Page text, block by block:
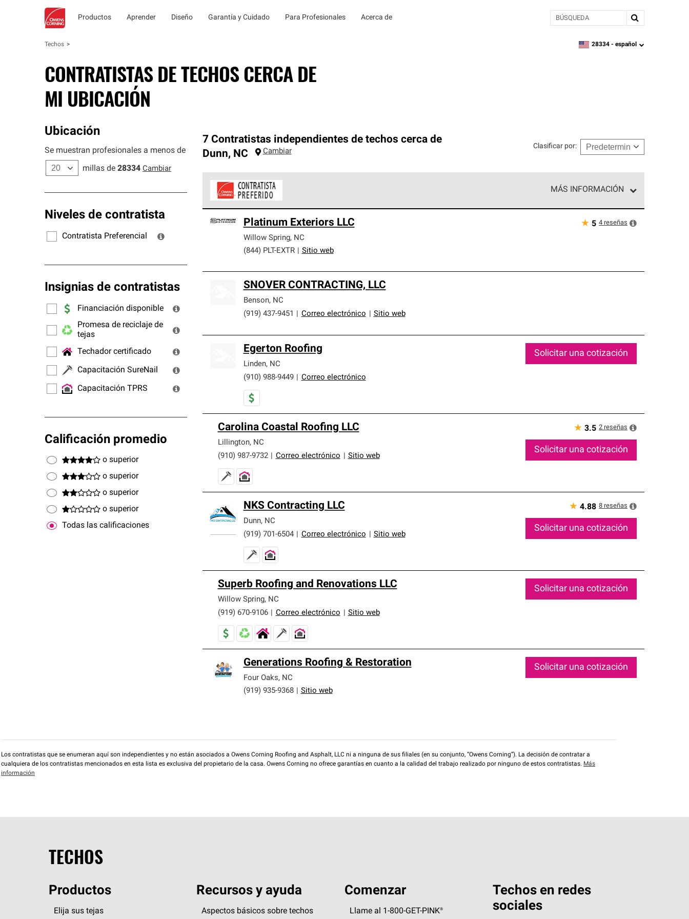
Productos Aprender Diseño Garantía y Cuidado Para Profesionales Acerca de BÚSQUEDA
Techos zipcode,language
28334 - español
CONTRATISTAS DE TECHOS CERCA DE
MI UBICACIÓN
Ubicación
Se muestran profesionales a menos de
millas de 28334 Cambiar
Niveles de contratista
Contratista Preferencial
Insignias de contratistas
Financiación disponible
Promesa de reciclaje de
tejas
Techador certificado
Capacitación SureNail
Capacitación TPRS
Calificación promedio
o superior
o superior
o superior
o superior
Todas las calificaciones
7 Contratistas independientes de techos cerca de
Dunn, NC Cambiar
Clasificar por:
MÁS INFORMACIÓN
cumplen con altos estándares y requisitos estrictos de profesionalismo y confiabilidad.
Platinum Exteriors LLC
Willow Spring, NC
(844) PLT-EXTR
Sitio web
★ 5 4 reseñas
SNOVER CONTRACTING, LLC
Benson, NC
(919) 437-9451
Correo electrónico Sitio web
Egerton Roofing
Linden, NC
(910) 988-9449
Correo electrónico
Solicitar una cotización
Carolina Coastal Roofing LLC
Lillington, NC
(910) 987-9732
Correo electrónico Sitio web
★ 3.5 2 reseñas
Solicitar una cotización
NKS Contracting LLC
Dunn, NC
(919) 701-6504
Correo electrónico Sitio web
★ 4.88 8 reseñas
Solicitar una cotización
Superb Roofing and Renovations LLC
Willow Spring, NC
(919) 670-9106
Correo electrónico Sitio web
Solicitar una cotización
Generations Roofing & Restoration
Four Oaks, NC
(919) 935-9368
Sitio web
Solicitar una cotización
Los contratistas que se enumeran aquí son independientes y no están asociados a Owens Corning Roofing and Asphalt, LLC ni a ninguna de sus filiales (en su conjunto, “Owens Corning”). La decisión de contratar a
cualquiera de los contratistas mencionados en esta lista es exclusiva del propietario de la casa. Owens Corning no ofrece garantías en cuanto a la calidad del trabajo realizado por ninguno de estos contratistas. Más
información
TECHOS
Productos
Elija sus tejas
Recursos y ayuda
Aspectos básicos sobre techos
Comenzar
Llame al 1-800-GET-PINK®
Techos en redes
sociales